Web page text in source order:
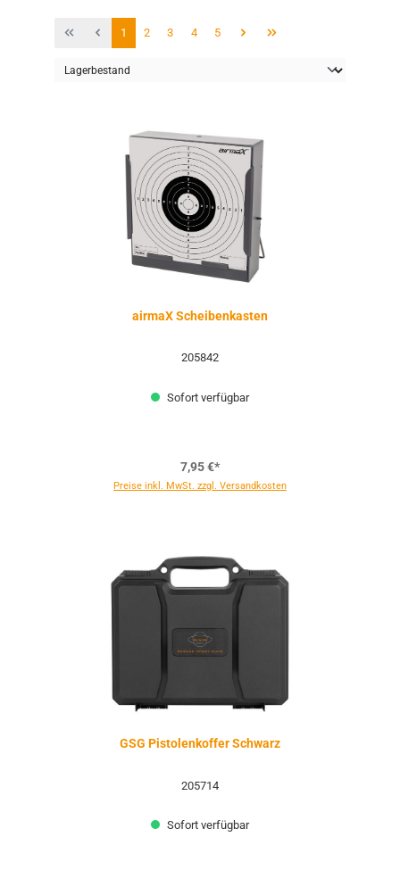
Seite
1 Seite
2 Seite
3 Seite
4 Seite
5
airmaX Scheibenkasten
205842
Sofort verfügbar
7,95 €*
Preise inkl. MwSt. zzgl. Versandkosten
GSG Pistolenkoffer Schwarz
205714
Sofort verfügbar